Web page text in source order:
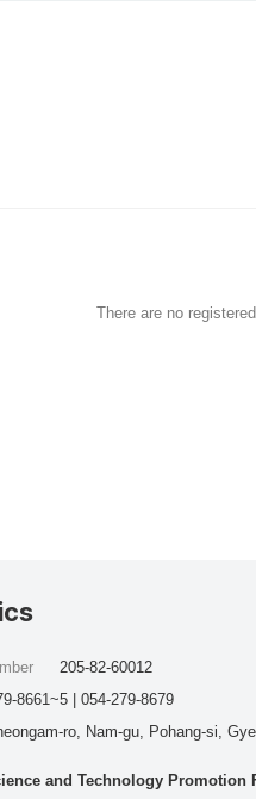
There are no
ro, Nam-gu, Pohang-si,
205-82-60012
8661~5 | 054-279-8679
and Technology